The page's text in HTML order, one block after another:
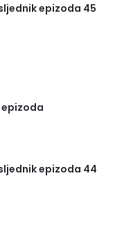
epizoda 45
epizoda
epizoda 44